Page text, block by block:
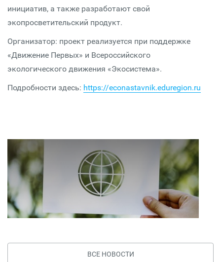
инициатив, а также разработают свой
экопросветительский продукт.
Организатор: проект реализуется при поддержке
«Движение Первых» и Всероссийского
экологического движения «Экосистема».
Подробности здесь: https://econastavnik.eduregion.ru
ВСЕ НОВОСТИ